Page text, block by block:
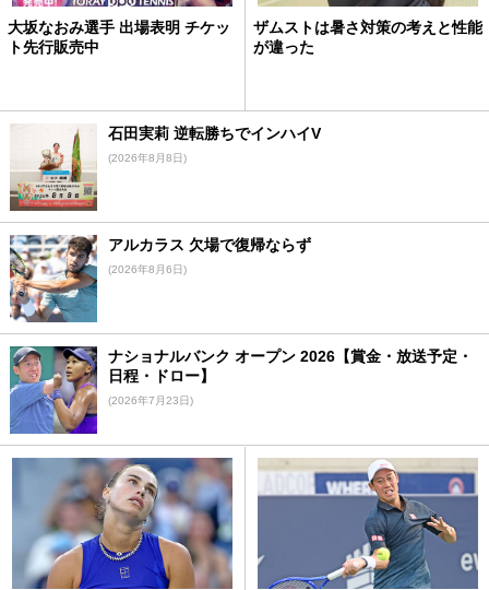
大坂なおみ選手 出場表明 チケッ
ト先行販売中
ザムストは暑さ対策の考えと性能
が違った
石田実莉 逆転勝ちでインハイV
(2026年8月8日)
アルカラス 欠場で復帰ならず
(2026年8月6日)
ナショナルバンク オープン 2026【賞金・放送予定・
日程・ドロー】
(2026年7月23日)